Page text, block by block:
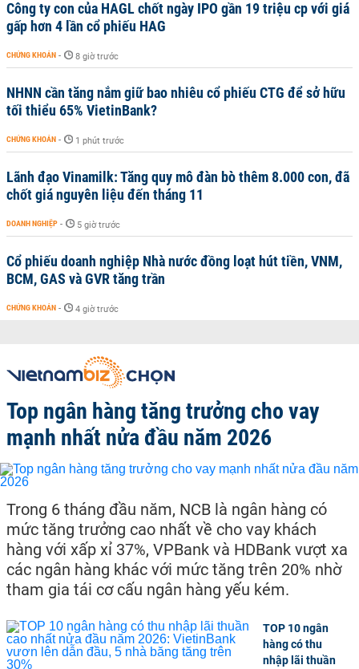
Công ty con của HAGL chốt ngày IPO gần 19 triệu cp với giá
gấp hơn 4 lần cổ phiếu HAG
CHỨNG KHOÁN - 8 giờ trước
NHNN cần tăng nắm giữ bao nhiêu cổ phiếu CTG để sở hữu
tối thiểu 65% VietinBank?
CHỨNG KHOÁN - 1 phút trước
Lãnh đạo Vinamilk: Tăng quy mô đàn bò thêm 8.000 con, đã
chốt giá nguyên liệu đến tháng 11
DOANH NGHIỆP - 5 giờ trước
Cổ phiếu doanh nghiệp Nhà nước đồng loạt hút tiền, VNM,
BCM, GAS và GVR tăng trần
CHỨNG KHOÁN - 4 giờ trước
Top ngân hàng tăng trưởng cho vay
mạnh nhất nửa đầu năm 2026
Trong 6 tháng đầu năm, NCB là ngân hàng có
mức tăng trưởng cao nhất về cho vay khách
hàng với xấp xỉ 37%, VPBank và HDBank vượt xa
các ngân hàng khác với mức tăng trên 20% nhờ
tham gia tái cơ cấu ngân hàng yếu kém.
TOP 10 ngân
hàng có thu
nhập lãi thuần